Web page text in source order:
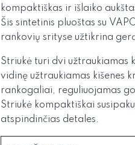
kompaktiškas ir išlaiko
Šis sintetinis pluoštas su
rankovių srityse užtikrina
Striukė turi dvi užtraukiamas
vidinę užtraukiamas kišenes
rankogaliai, reguliuojamas
Striukė kompaktiškai
atspindinčias detales.